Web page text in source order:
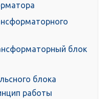
блок
блока
работы